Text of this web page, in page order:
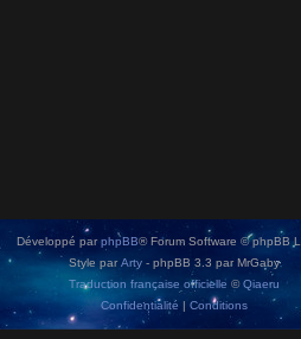
Développé parphpBB® Forum Software © phpBB
Style par Arty - phpBB 3.3 par MrGaby
Traduction française officielle ©Qiaeru
Confidentialité | Conditions